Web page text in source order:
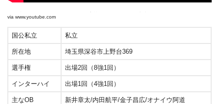
埼玉栄 VS 正智深谷 第89回全国高校サッカー 埼玉準決勝 （2010年11月）
via www.youtube.com
国公私立 私立
所在地 埼玉県深谷市上野台369
選手権 出場2回（8強1回）
インターハイ 出場1回（4強1回）
主なOB 新井章太/内田航平/金子昌広/オナイウ阿道